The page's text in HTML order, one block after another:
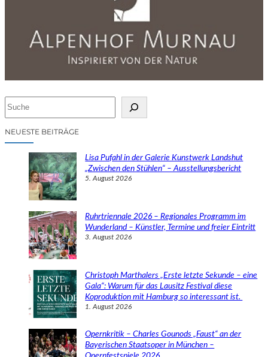
NEUESTE BEITRÄGE
Lisa Pufahl in der Galerie Kunstwerk Landshut
„Zwischen den Stühlen“ – Ausstellungsbericht
5. August 2026
Ruhrtriennale 2026 – Regionales Programm im
Wunderland – Künstler, Termine und freier Eintritt
3. August 2026
Christoph Marthalers „Erste letzte Sekunde – eine
Gala“: Warum für das Lausitz Festival diese
Koproduktion mit Hamburg so interessant ist.
1. August 2026
Opernkritik – Charles Gounods „Faust“ an der
Bayerischen Staatsoper in München –